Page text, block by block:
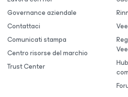
Governance aziendale
Contattaci
Comunicati stampa
Centro risorse del marchio
Trust Center